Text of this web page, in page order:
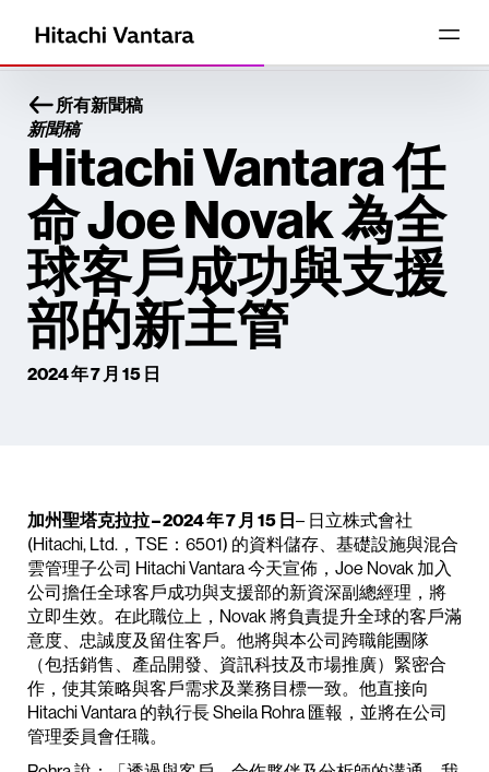
所有新聞稿
新聞稿
Hitachi Vantara 任
命 Joe Novak 為全
球客戶成功與支援
部的新主管
2024 年 7 月 15 日
加州聖塔克拉拉 – 2024 年 7 月 15 日– 日立株式會社
(Hitachi, Ltd.，TSE：6501) 的資料儲存、基礎設施與混合
雲管理子公司 Hitachi Vantara 今天宣佈，Joe Novak 加入
公司擔任全球客戶成功與支援部的新資深副總經理，將
立即生效。在此職位上，Novak 將負責提升全球的客戶滿
意度、忠誠度及留住客戶。他將與本公司跨職能團隊
（包括銷售、產品開發、資訊科技及市場推廣）緊密合
作，使其策略與客戶需求及業務目標一致。他直接向
Hitachi Vantara 的執行長 Sheila Rohra 匯報，並將在公司
管理委員會任職。